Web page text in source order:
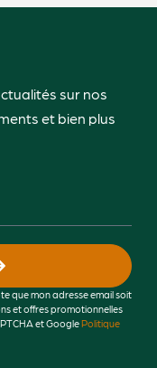
sur nos
et bien plus
que mon adresse email soit
et offres promotionnelles
et GooglePolitique